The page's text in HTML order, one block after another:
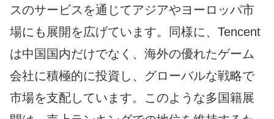
スのサービスを通じてアジアやヨーロッパ市
場にも展開を広げています。同様に、Tencent
は中国国内だけでなく、海外の優れたゲーム
会社に積極的に投資し、グローバルな戦略で
市場を支配しています。このような多国籍展